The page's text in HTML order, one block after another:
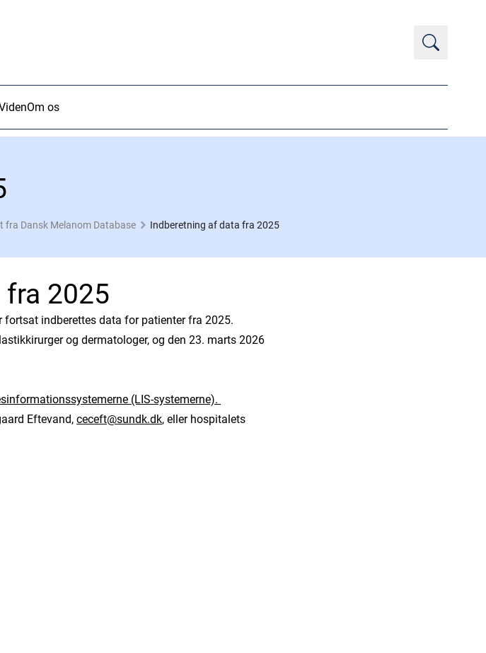
Om os
fra Dansk Melanom Database Indberetning af data fra 2025
2025
fortsat indberettes data for patienter fra 2025.
og dermatologer, og den 23. marts 2026
(LIS-systemerne).
Eftevand,ceceft@sundk.dk, eller hospitalets